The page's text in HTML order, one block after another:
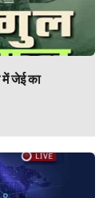
में जेई का